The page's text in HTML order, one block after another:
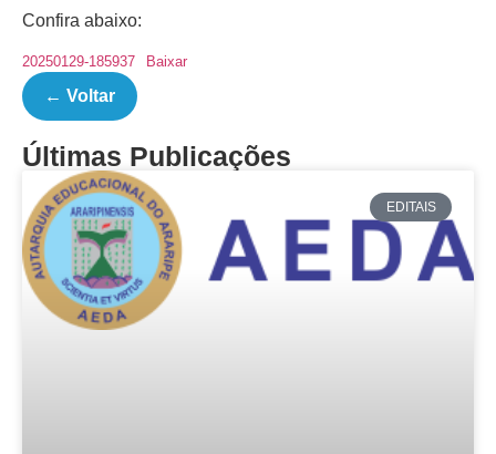
Confira abaixo:
20250129-185937 Baixar
← Voltar
Últimas Publicações
EDITAIS